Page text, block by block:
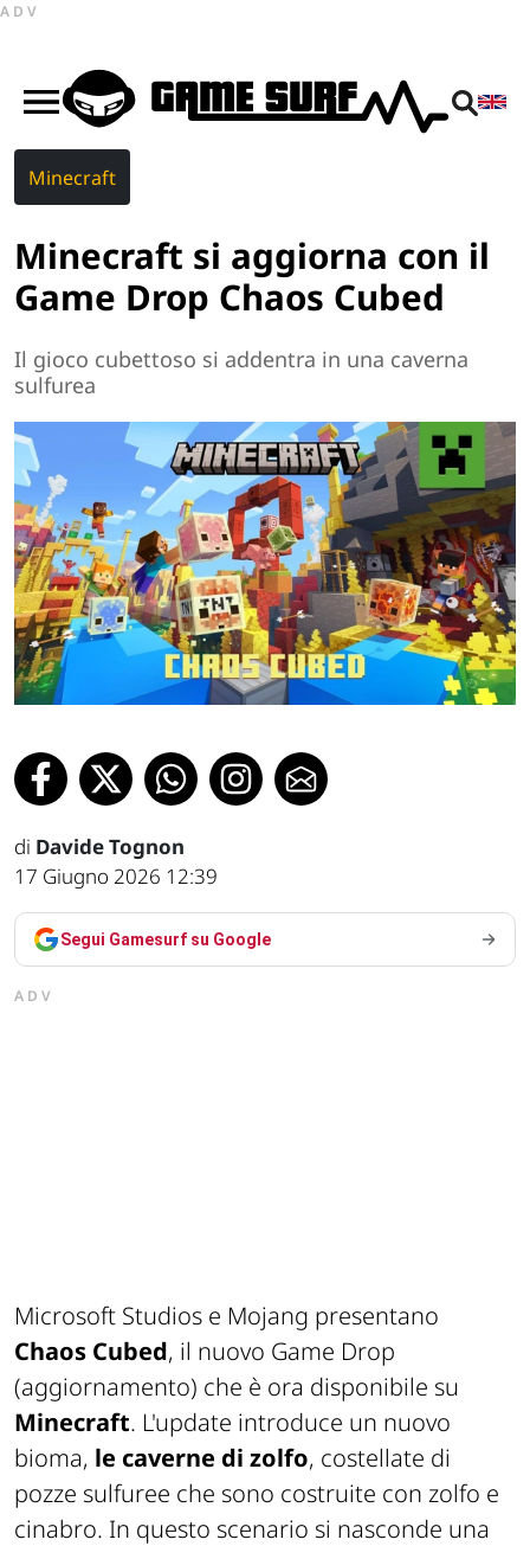
ADV
Minecraft
Minecraft si aggiorna con il
Game Drop Chaos Cubed
Il gioco cubettoso si addentra in una caverna
sulfurea
di Davide Tognon
17 Giugno 2026 12:39
Segui Gamesurf su Google
ADV
Microsoft Studios e Mojang presentano
Chaos Cubed, il nuovo Game Drop
(aggiornamento) che è ora disponibile su
Minecraft. L'update introduce un nuovo
bioma, le caverne di zolfo, costellate di
pozze sulfuree che sono costruite con zolfo e
cinabro. In questo scenario si nasconde una